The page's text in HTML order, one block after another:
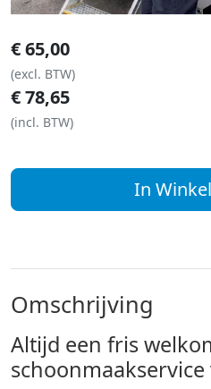
€65,00
(excl. BTW)
€78,65
(incl. BTW)
In
Omschrijving
Altijd een fris